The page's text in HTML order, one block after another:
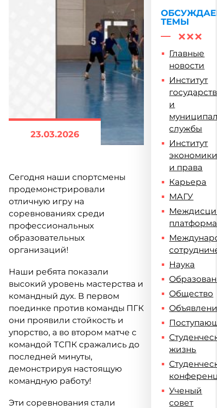
23.03.2026
Сегодня наши спортсмены
продемонстрировали
отличную игру на
соревнованиях среди
профессиональных
образовательных
организаций!
Наши ребята показали
высокий уровень мастерства и
командный дух. В первом
поединке против команды ПГК
они проявили стойкость и
упорство, а во втором матче с
командой ТСПК сражались до
последней минуты,
демонстрируя настоящую
командную работу!
Эти соревнования стали
ТЕМЫ
Главные
новости
Институт
и
службы
Институт
и права
Карьера
МАГУ
платформа
Наука
Общество
жизнь
Ученый
совет